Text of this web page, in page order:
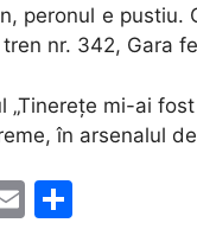
peronul e pustiu.
nr. 342, Gara
„Tinereţe mi-ai
în arsenalul
E